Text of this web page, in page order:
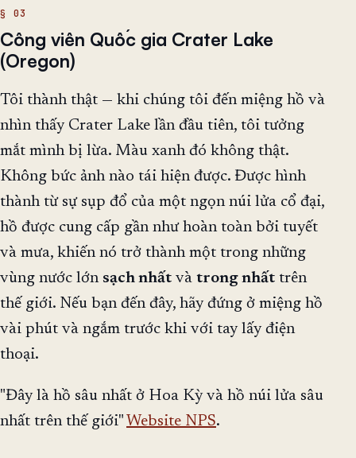
Công viên Quốc gia Crater Lake
(Oregon)
Tôi thành thật — khi chúng tôi đến miệng hồ và
nhìn thấy Crater Lake lần đầu tiên, tôi tưởng
mắt mình bị lừa. Màu xanh đó không thật.
Không bức ảnh nào tái hiện được. Được hình
thành từ sự sụp đổ của một ngọn núi lửa cổ đại,
hồ được cung cấp gần như hoàn toàn bởi tuyết
và mưa, khiến nó trở thành một trong những
vùng nước lớn sạch nhất và trong nhất trên
thế giới. Nếu bạn đến đây, hãy đứng ở miệng hồ
vài phút và ngắm trước khi với tay lấy điện
thoại.
"Đây là hồ sâu nhất ở Hoa Kỳ và hồ núi lửa sâu
nhất trên thế giới" Website NPS.